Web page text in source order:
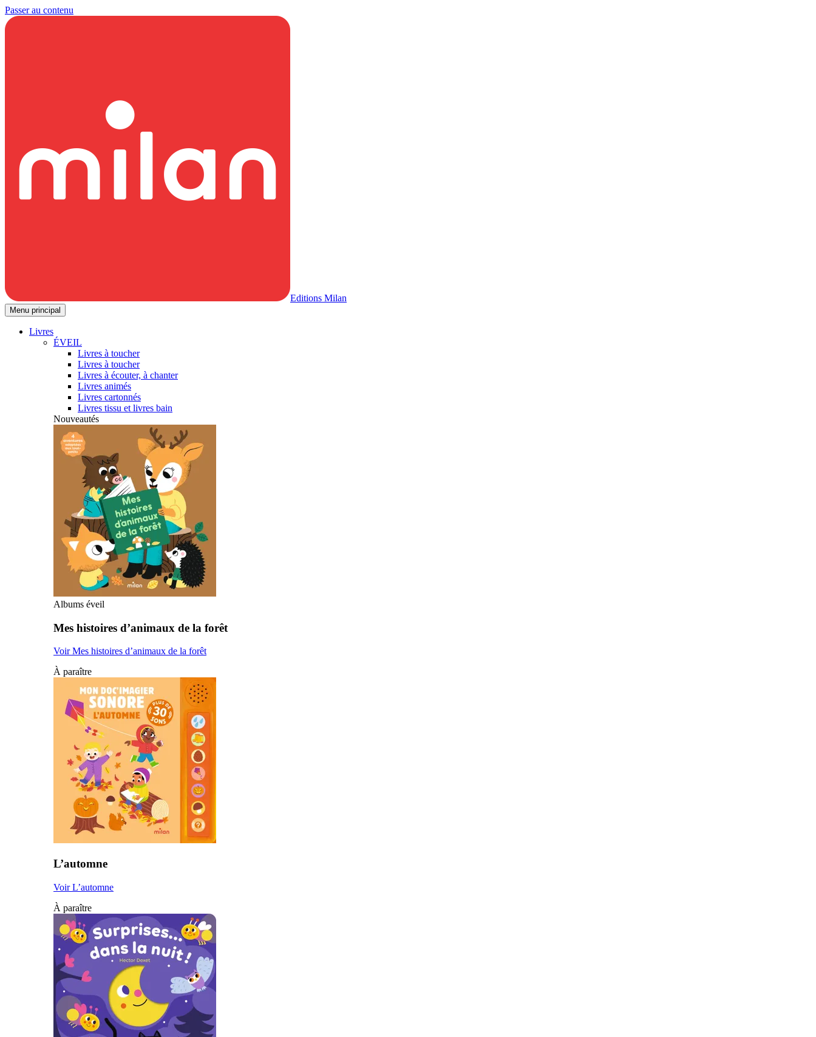
Passer au contenu
Editions Milan
Menu principal
Livres
ÉVEIL
Livres à toucher
Livres à toucher
Livres à écouter, à chanter
Livres animés
Livres cartonnés
Livres tissu et livres bain
Nouveautés
Albums éveil
Mes histoires d’animaux de la forêt
Voir Mes histoires d’animaux de la forêt
À paraître
L’automne
Voir L’automne
À paraître